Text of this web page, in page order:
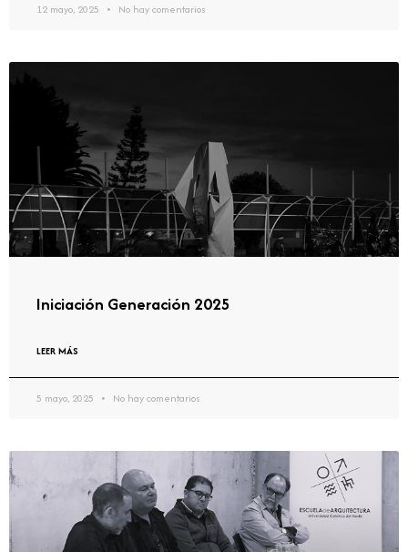
12 mayo, 2025 No hay comentarios
Iniciación Generación 2025
LEER MÁS
5 mayo, 2025 No hay comentarios